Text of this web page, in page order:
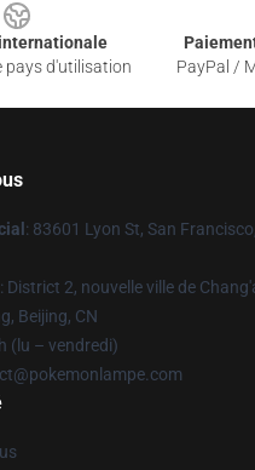
pays d'utilisation
PayPal /
: 83601 Lyon St, San
: District 2, nouvelle ville de
Beijing, CN
(lu – vendredi)